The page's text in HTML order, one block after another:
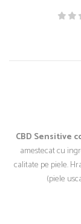
CBD Sensitive
amestecat cu
calitate pe piele.
(piele